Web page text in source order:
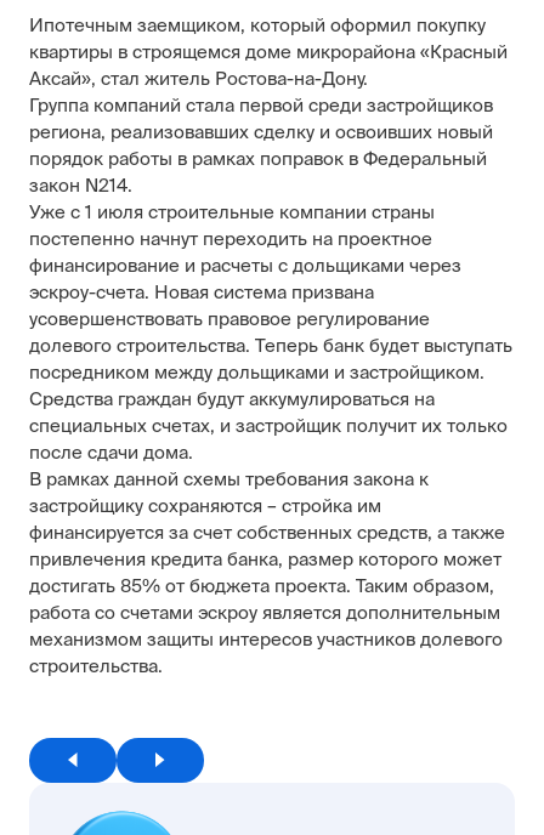
Ипотечным заемщиком, который оформил покупку
квартиры в строящемся доме микрорайона «Красный
Аксай», стал житель Ростова-на-Дону.
Группа компаний стала первой среди застройщиков
региона, реализовавших сделку и освоивших новый
порядок работы в рамках поправок в Федеральный
закон N214.
Уже с 1 июля строительные компании страны
постепенно начнут переходить на проектное
финансирование и расчеты с дольщиками через
эскроу-счета. Новая система призвана
усовершенствовать правовое регулирование
долевого строительства. Теперь банк будет выступать
посредником между дольщиками и застройщиком.
Средства граждан будут аккумулироваться на
специальных счетах, и застройщик получит их только
после сдачи дома.
В рамках данной схемы требования закона к
застройщику сохраняются – стройка им
финансируется за счет собственных средств, а также
привлечения кредита банка, размер которого может
достигать 85% от бюджета проекта. Таким образом,
работа со счетами эскроу является дополнительным
механизмом защиты интересов участников долевого
строительства.